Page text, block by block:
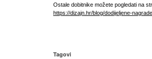
Ostale dobitnike možete pogledati na
https://dizajn.hr/blog/dodijeljene-
Tagovi